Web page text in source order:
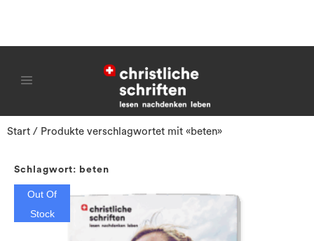
Start / Produkte verschlagwortet mit «beten»
Schlagwort: beten
Out Of
Stock